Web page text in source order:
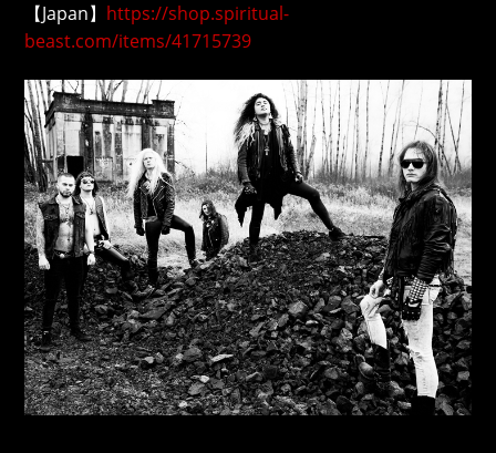
【Japan】 https://shop.spiritual-
beast.com/items/41715739